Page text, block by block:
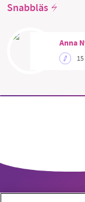
Snabbläs
Anna
utveckla